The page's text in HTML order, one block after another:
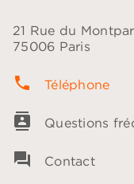
21 Rue du
75006 Paris
phone Téléphone
contacts Questions
question_answer Contact